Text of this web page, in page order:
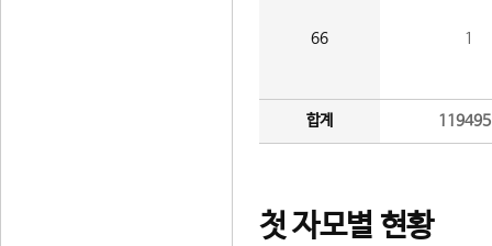
66 1
합계
첫 자모별 현황